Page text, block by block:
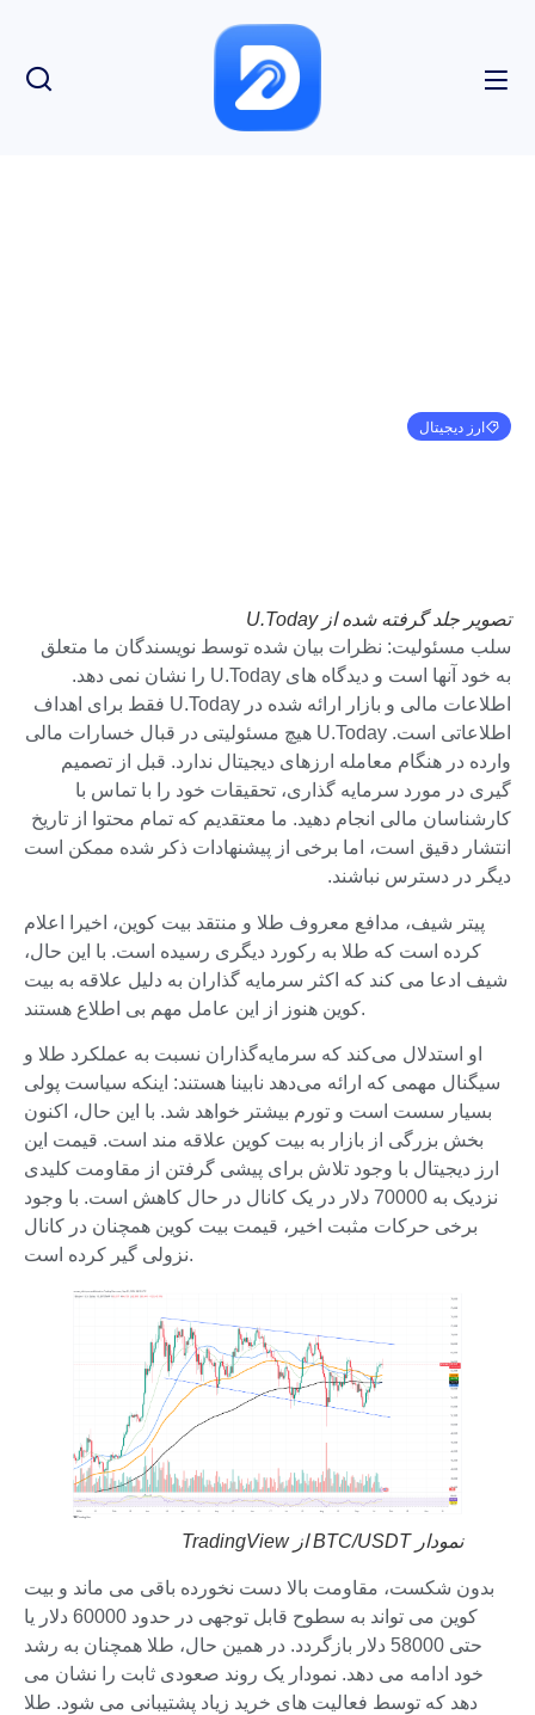
ارز دیجیتال
تصویر جلد گرفته شده از U.Today
سلب مسئولیت: نظرات بیان شده توسط نویسندگان ما متعلق
به خود آنها است و دیدگاه های U.Today را نشان نمی دهد.
اطلاعات مالی و بازار ارائه شده در U.Today فقط برای اهداف
اطلاعاتی است. U.Today هیچ مسئولیتی در قبال خسارات مالی
وارده در هنگام معامله ارزهای دیجیتال ندارد. قبل از تصمیم
گیری در مورد سرمایه گذاری، تحقیقات خود را با تماس با
کارشناسان مالی انجام دهید. ما معتقدیم که تمام محتوا از تاریخ
انتشار دقیق است، اما برخی از پیشنهادات ذکر شده ممکن است
دیگر در دسترس نباشند.
پیتر شیف، مدافع معروف طلا و منتقد بیت کوین، اخیرا اعلام
کرده است که طلا به رکورد دیگری رسیده است. با این حال،
شیف ادعا می کند که اکثر سرمایه گذاران به دلیل علاقه به بیت
کوین هنوز از این عامل مهم بی اطلاع هستند.
او استدلال می‌کند که سرمایه‌گذاران نسبت به عملکرد طلا و
سیگنال مهمی که ارائه می‌دهد نابینا هستند: اینکه سیاست پولی
بسیار سست است و تورم بیشتر خواهد شد. با این حال، اکنون
بخش بزرگی از بازار به بیت کوین علاقه مند است. قیمت این
ارز دیجیتال با وجود تلاش برای پیشی گرفتن از مقاومت کلیدی
نزدیک به 70000 دلار در یک کانال در حال کاهش است. با وجود
برخی حرکات مثبت اخیر، قیمت بیت کوین همچنان در کانال
نزولی گیر کرده است.
نمودار BTC/USDT از TradingView
بدون شکست، مقاومت بالا دست نخورده باقی می ماند و بیت
کوین می تواند به سطوح قابل توجهی در حدود 60000 دلار یا
حتی 58000 دلار بازگردد. در همین حال، طلا همچنان به رشد
خود ادامه می دهد. نمودار یک روند صعودی ثابت را نشان می
دهد که توسط فعالیت های خرید زیاد پشتیبانی می شود. طلا